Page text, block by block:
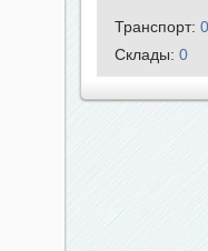
Транспорт: 0
Склады: 0